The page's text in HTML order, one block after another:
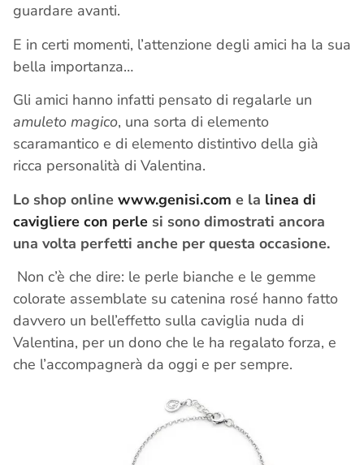
guardare avanti.
E in certi momenti, l’attenzione degli amici ha la sua
bella importanza…
Gli amici hanno infatti pensato di regalarle un
amuleto magico, una sorta di elemento
scaramantico e di elemento distintivo della già
ricca personalità di Valentina.
Lo shop online www.genisi.com e la linea di
cavigliere con perle si sono dimostrati ancora
una volta perfetti anche per questa occasione.
Non c’è che dire: le perle bianche e le gemme
colorate assemblate su catenina rosé hanno fatto
davvero un bell’effetto sulla caviglia nuda di
Valentina, per un dono che le ha regalato forza, e
che l’accompagnerà da oggi e per sempre.